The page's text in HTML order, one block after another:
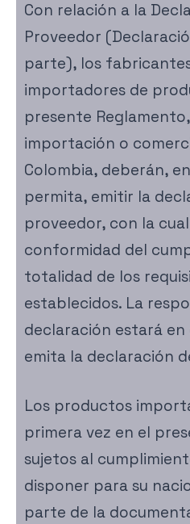
Con relación a la
Proveedor
parte), los
importadores de
presente
importación o
Colombia, deberán,
permita, emitir la
proveedor, con la
conformidad del
totalidad de los
establecidos. La
declaración estará en
emita la declaración
Los productos
primera vez en el
sujetos al
disponer para su
parte de la